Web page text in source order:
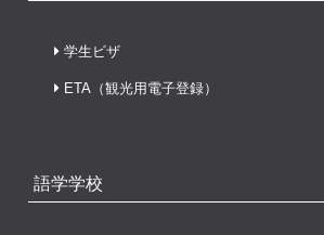
学生ビザ
ETA（観光用電子登録）
語学学校